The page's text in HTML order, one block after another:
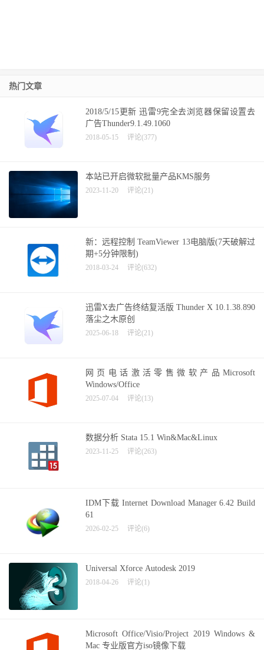
热门文章
2018/5/15更新 迅雷9完全去浏览器保留设置去
广告Thunder9.1.49.1060
2018-05-15 评论(377)
本站已开启微软批量产品KMS服务
2023-11-20 评论(21)
新：远程控制 TeamViewer 13电脑版(7天破解过
期+5分钟限制)
2018-03-24 评论(632)
迅雷X去广告终结复活版 Thunder X 10.1.38.890
落尘之木原创
2025-06-18 评论(21)
网页电话激活零售微软产品Microsoft
Windows/Office
2025-07-04 评论(13)
数据分析 Stata 15.1 Win&Mac&Linux
2023-11-25 评论(263)
IDM下载 Internet Download Manager 6.42 Build
61
2026-02-25 评论(6)
Universal Xforce Autodesk 2019
2018-04-26 评论(1)
Microsoft Office/Visio/Project 2019 Windows &
Mac 专业版官方iso镜像下载